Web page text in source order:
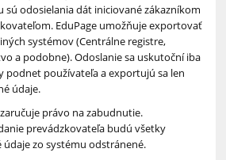
sú odosielania dát iniciované zákazníkom
EduPage umožňuje exportovať
systémov (Centrálne registre,
a podobne). Odoslanie sa uskutoční iba
podnet používateľa a exportujú sa len
údaje.
právo na zabudnutie.
prevádzkovateľa budú všetky
údaje zo systému odstránené.